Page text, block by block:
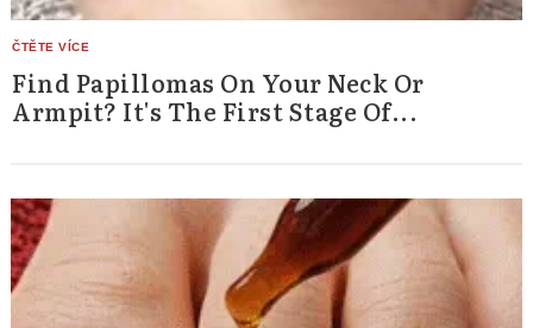
Find Papillomas On Your Neck Or
Armpit? It's The First Stage Of...